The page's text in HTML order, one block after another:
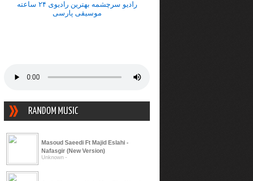
رادیو سرچشمه بهترین رادیوی ۲۴ ساعته
موسیقی پارسی
RANDOM MUSIC
Masoud Saeedi Ft Majid Eslahi -
Nafasgir (New Version)
Unknown -